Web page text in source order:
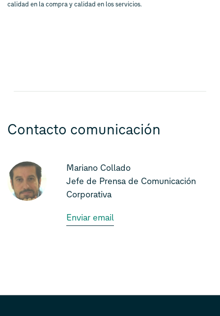
calidad en la compra y calidad en los servicios.
Contacto comunicación
Mariano Collado
Jefe de Prensa de Comunicación
Corporativa
Enviar email